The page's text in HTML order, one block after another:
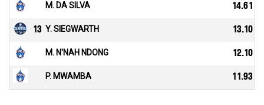
M. DA SILVA 14.61
13 Y. SIEGWARTH 13.10
M. N'NAH NDONG 12.10
P. MWAMBA 11.93